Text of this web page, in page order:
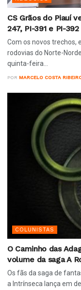
CS Grãos do Piauí
247, PI-391 e PI-392
Com os novos trechos,
rodovias do Norte-
quinta-feira...
POR MARCELO COSTA
COLUNISTAS
O Caminho das
volume da saga A
Os fãs da saga de
a Intrínseca lança em